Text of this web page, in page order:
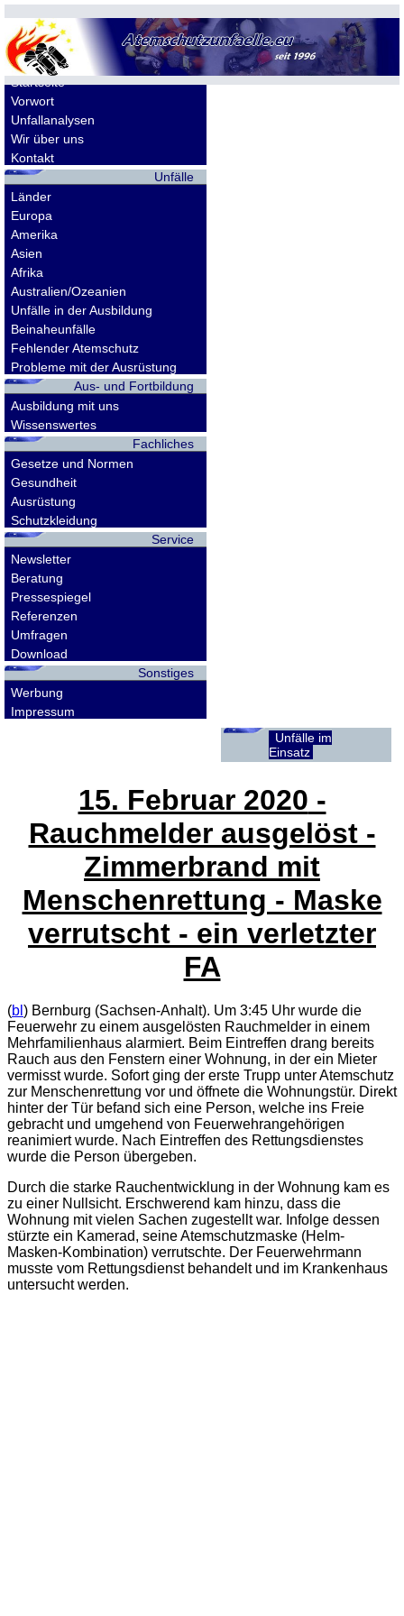
Allgemeines
Startseite
Vorwort
Unfallanalysen
Wir über uns
Kontakt
Unfälle
Länder
Europa
Amerika
Asien
Afrika
Australien/Ozeanien
Unfälle in der Ausbildung
Beinaheunfälle
Fehlender Atemschutz
Probleme mit der Ausrüstung
Aus- und Fortbildung
Ausbildung mit uns
Wissenswertes
Fachliches
Gesetze und Normen
Gesundheit
Ausrüstung
Schutzkleidung
Service
Newsletter
Beratung
Pressespiegel
Referenzen
Umfragen
Download
Sonstiges
Werbung
Impressum
Unfälle im
Einsatz
15. Februar 2020 -
Rauchmelder ausgelöst -
Zimmerbrand mit
Menschenrettung - Maske
verrutscht - ein verletzter
FA
(bl ) Bernburg (Sachsen-Anhalt). Um 3:45 Uhr wurde die
Feuerwehr zu einem ausgelösten Rauchmelder in einem
Mehrfamilienhaus alarmiert. Beim Eintreffen drang bereits
Rauch aus den Fenstern einer Wohnung, in der ein Mieter
vermisst wurde. Sofort ging der erste Trupp unter Atemschutz
zur Menschenrettung vor und öffnete die Wohnungstür. Direkt
hinter der Tür befand sich eine Person, welche ins Freie
gebracht und umgehend von Feuerwehrangehörigen
reanimiert wurde. Nach Eintreffen des Rettungsdienstes
wurde die Person übergeben.
Durch die starke Rauchentwicklung in der Wohnung kam es
zu einer Nullsicht. Erschwerend kam hinzu, dass die
Wohnung mit vielen Sachen zugestellt war. Infolge dessen
stürzte ein Kamerad, seine Atemschutzmaske (Helm-
Masken-Kombination) verrutschte. Der Feuerwehrmann
musste vom Rettungsdienst behandelt und im Krankenhaus
untersucht werden.